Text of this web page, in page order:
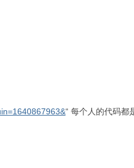
“ 每个人的代码都